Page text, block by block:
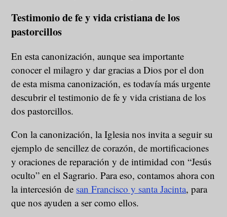
Testimonio de fe y vida cristiana de los
pastorcillos
En esta canonización, aunque sea importante
conocer el milagro y dar gracias a Dios por el don
de esta misma canonización, es todavía más urgente
descubrir el testimonio de fe y vida cristiana de los
dos pastorcillos.
Con la canonización, la Iglesia nos invita a seguir su
ejemplo de sencillez de corazón, de mortificaciones
y oraciones de reparación y de intimidad con “Jesús
oculto” en el Sagrario. Para eso, contamos ahora con
la intercesión de san Francisco y santa Jacinta, para
que nos ayuden a ser como ellos.